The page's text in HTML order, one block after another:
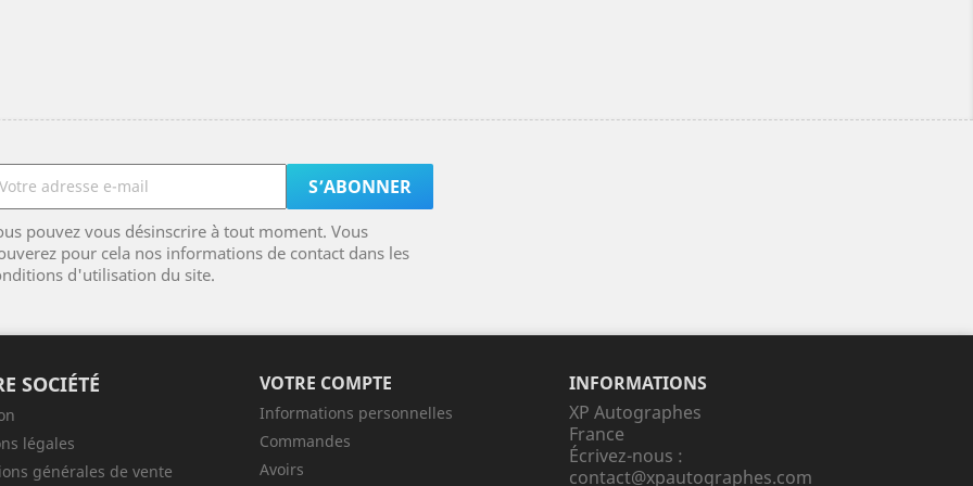
pouvez vous désinscrire à tout moment. Vous
pour cela nos informations de contact dans les
d'utilisation du site.
SOCIÉTÉ
légales
générales de vente
VOTRE COMPTE
Informations personnelles
Commandes
Avoirs
INFORMATIONS
XP Autographes
France
Écrivez-nous :
contact@xpautographes.com